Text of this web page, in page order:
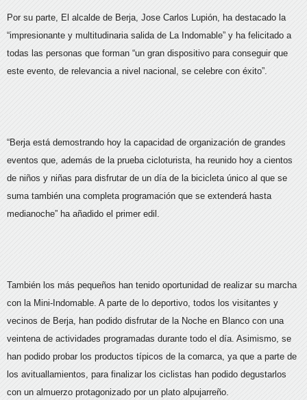
Por su parte, El alcalde de Berja, Jose Carlos Lupión, ha destacado la
“impresionante y multitudinaria salida de La Indomable” y ha felicitado a
todas las personas que forman “un gran dispositivo para conseguir que
este evento, de relevancia a nivel nacional, se celebre con éxito”.
“Berja está demostrando hoy la capacidad de organización de grandes
eventos que, además de la prueba cicloturista, ha reunido hoy a cientos
de niños y niñas para disfrutar de un día de la bicicleta único al que se
suma también una completa programación que se extenderá hasta
medianoche” ha añadido el primer edil.
También los más pequeños han tenido oportunidad de realizar su marcha
con la Mini-Indomable. A parte de lo deportivo, todos los visitantes y
vecinos de Berja, han podido disfrutar de la Noche en Blanco con una
veintena de actividades programadas durante todo el día. Asimismo, se
han podido probar los productos típicos de la comarca, ya que a parte de
los avituallamientos, para finalizar los ciclistas han podido degustarlos
con un almuerzo protagonizado por un plato alpujarreño.